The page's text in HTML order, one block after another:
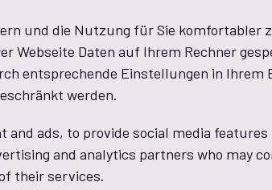
und die Nutzung für Sie komfortabler
Webseite Daten auf Ihrem Rechner
entsprechende Einstellungen in
werden.
ads, to provide social media
and analytics partners who may
their services.